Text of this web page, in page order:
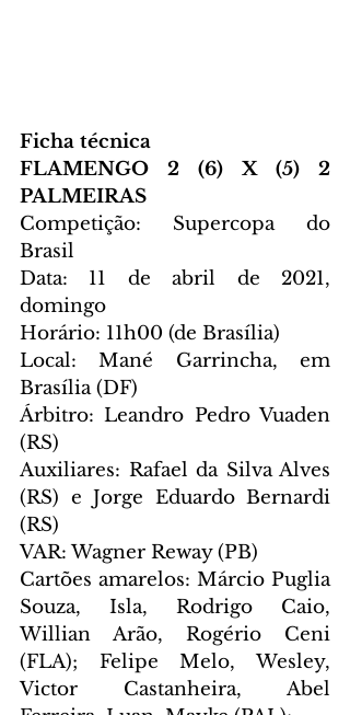
Ficha técnica
FLAMENGO 2 (6) X (5) 2
PALMEIRAS
Competição: Supercopa do
Brasil
Data: 11 de abril de 2021,
domingo
Horário: 11h00 (de Brasília)
Local: Mané Garrincha, em
Brasília (DF)
Árbitro: Leandro Pedro Vuaden
(RS)
Auxiliares: Rafael da Silva Alves
(RS) e Jorge Eduardo Bernardi
(RS)
VAR: Wagner Reway (PB)
Cartões amarelos: Márcio Puglia
Souza, Isla, Rodrigo Caio,
Willian Arão, Rogério Ceni
(FLA); Felipe Melo, Wesley,
Victor Castanheira, Abel